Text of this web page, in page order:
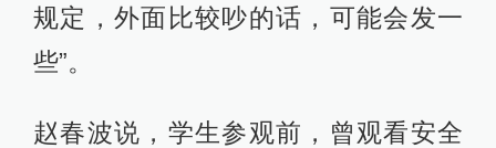
规定，外面比较吵的话，可能会发一
些”。
赵春波说，学生参观前，曾观看安全